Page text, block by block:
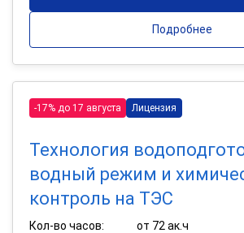
Подробнее
-17% до 17 августа Лицензия
Технология
водный режим и
контроль на ТЭС
Кол-во часов:
от 72 ак.ч